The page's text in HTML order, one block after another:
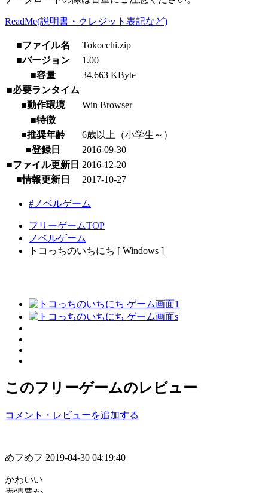
ReadMe(説明書・クレジット表記など)
■ファイル名
Tokocchi.zip
■バージョン
1.00
■容量
34,663 KByte
■必要ランタイム
■動作環境
Win Browser
■特徴
■推奨年齢
6歳以上（小学生～）
■登録日
2016-09-30
■ファイル更新日 2016-12-20
■情報更新日
2017-10-27
#ノベルゲーム
フリーゲームTOP
ノベルゲーム
トコっちのいちにち [ Windows ]
このフリーゲームのレビュー
コメント・レビューを追加する
めフめフ 2019-04-30 04:19:40
かわいい